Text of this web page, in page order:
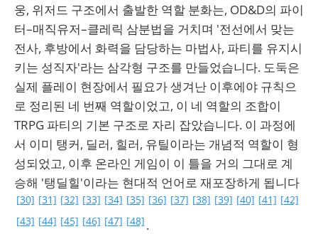
웅, 위저드 구조에서 출발한 역할 분화는, OD&D의 파이
터–매직유저–클레릭 삼분법을 거치며 '전선에서 맞는
전사, 후방에서 화력을 담당하는 마법사, 파티를 유지시
키는 성직자'라는 삼각형 구조를 만들었습니다. 도둑은
실제 플레이 현장에서 필요가 생겨난 이후에야 규칙으
로 정리된 네 번째 역할이었고, 이 네 역할의 조합이
TRPG 파티의 기본 구조로 자리 잡았습니다. 이 과정에
서 이미 탱커, 딜러, 힐러, 유틸이라는 개념적 역할이 형
성되었고, 이후 온라인 게임이 이 틀을 거의 그대로 계
승해 '탱딜힐'이라는 현대적 언어로 재포장하게 됩니다
[30] [31] [32] [33] [34] [35] [36] [37] [38] [39] [40] [41] [42]
[43] [44] [45] [46] [47] [48] .